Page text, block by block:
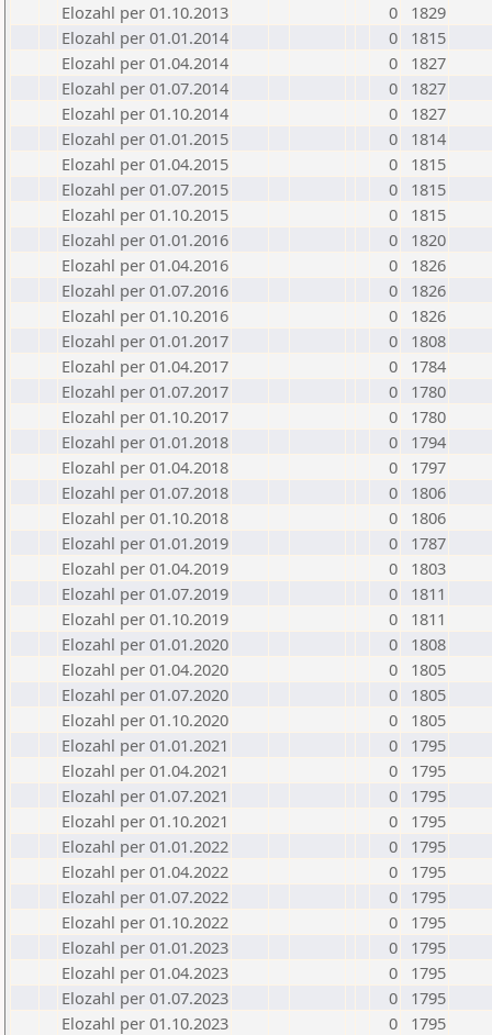
Elozahl per 01.10.2013
0
1829
Elozahl per 01.01.2014
0
1815
Elozahl per 01.04.2014
0
1827
Elozahl per 01.07.2014
0
1827
Elozahl per 01.10.2014
0
1827
Elozahl per 01.01.2015
0
1814
Elozahl per 01.04.2015
0
1815
Elozahl per 01.07.2015
0
1815
Elozahl per 01.10.2015
0
1815
Elozahl per 01.01.2016
0
1820
Elozahl per 01.04.2016
0
1826
Elozahl per 01.07.2016
0
1826
Elozahl per 01.10.2016
0
1826
Elozahl per 01.01.2017
0
1808
Elozahl per 01.04.2017
0
1784
Elozahl per 01.07.2017
0
1780
Elozahl per 01.10.2017
0
1780
Elozahl per 01.01.2018
0
1794
Elozahl per 01.04.2018
0
1797
Elozahl per 01.07.2018
0
1806
Elozahl per 01.10.2018
0
1806
Elozahl per 01.01.2019
0
1787
Elozahl per 01.04.2019
0
1803
Elozahl per 01.07.2019
0
1811
Elozahl per 01.10.2019
0
1811
Elozahl per 01.01.2020
0
1808
Elozahl per 01.04.2020
0
1805
Elozahl per 01.07.2020
0
1805
Elozahl per 01.10.2020
0
1805
Elozahl per 01.01.2021
0
1795
Elozahl per 01.04.2021
0
1795
Elozahl per 01.07.2021
0
1795
Elozahl per 01.10.2021
0
1795
Elozahl per 01.01.2022
0
1795
Elozahl per 01.04.2022
0
1795
Elozahl per 01.07.2022
0
1795
Elozahl per 01.10.2022
0
1795
Elozahl per 01.01.2023
0
1795
Elozahl per 01.04.2023
0
1795
Elozahl per 01.07.2023
0
1795
Elozahl per 01.10.2023
0
1795